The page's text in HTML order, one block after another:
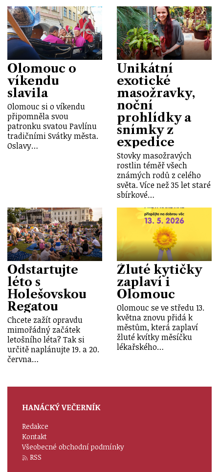
Olomouc o
víkendu
slavila
Olomouc si o víkendu
připomněla svou
patronku svatou Pavlínu
tradičními Svátky města.
Oslavy…
Unikátní
exotické
masožravky,
noční
prohlídky a
snímky z
expedice
Stovky masožravých
rostlin téměř všech
známých rodů z celého
světa. Více než 35 let staré
sbírkové…
Odstartujte
léto s
Holešovskou
Regatou
Chcete zažít opravdu
mimořádný začátek
letošního léta? Tak si
určitě naplánujte 19. a 20.
června…
Žluté kytičky
zaplaví i
Olomouc
Olomouc se ve středu 13.
května znovu přidá k
městům, která zaplaví
žluté kvítky měsíčku
lékařského…
HANÁCKÝ VEČERNÍK
Redakce
Kontakt
Všeobecné obchodní podmínky
RSS